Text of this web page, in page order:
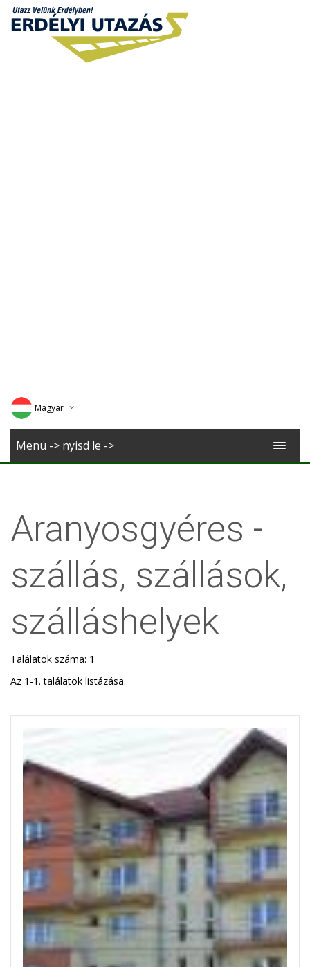
Magyar
Deutsch
Menü -> nyisd le ->
Aranyosgyéres -
szállás, szállások,
szálláshelyek
Találatok száma: 1
Az 1-1. találatok listázása.